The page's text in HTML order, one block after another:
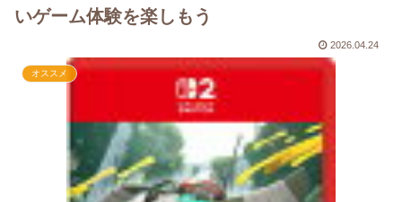
いゲーム体験を楽しもう
2026.04.24
オススメ